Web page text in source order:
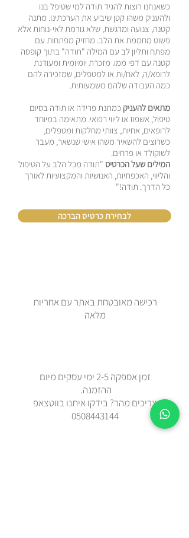
כשאנחנו רוצות להגיד תודה למי שטיפל בנו
ולהעניק משהו קטן שיביע את הערכתינו. מתנה
קטנה, צנועה ומרגשת, שלא גורמת לאי-נוחות אלא
פשוט מחממת את הלב. מחזיק מפתחות עם
מפתח ותליון לב עם המילה "תודה" בתוך קופסה
קטנה עם דפי ממו. מזכרת יומיומית ומעודנת
לרופא/ה, לאח/ות או למטפלים, שמזכירה להם
כמה העבודה שלהם משמעותית.
מתאים להעניק כמתנת פרידה או תודה בסיום
טיפול, אשפוז או ליווי רפואי. מתאימה במיוחד
לרופאים, אחיות, צוותי מחלקות ומטפלים,
כשרוצים להשאיר משהו אישי שנשאר, מעבר
לשוקולד או פרחים.
המילים שעל הכרטיס "תודה מכל הלב על הטיפול
והליווי, האכפתיות, האנושיות והמקצועיות לאורך
כל הדרך. תודה!"
לבחירת כרטיס הברכה
רכישה מאובטחת באתר עם אחריות
מלאה
זמן אספקה 2-5 ימי עסקים מיום
ההזמנה.
צריכים מהר? בידקו איתנו בווטצאפ
0508443144